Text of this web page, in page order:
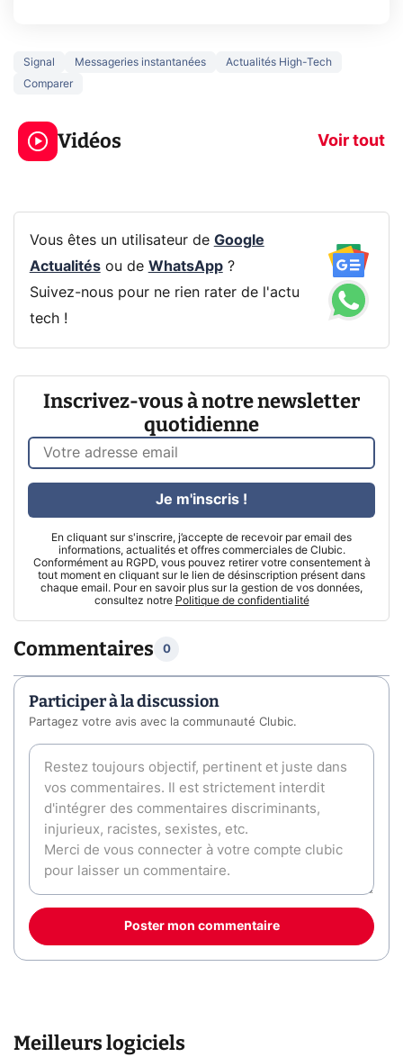
Signal Messageries instantanées
Actualités High-Tech
Comparer
Vidéos Voir tout
5 générations de
jeux dans la
prochaine Xbox !
navigation
Vous êtes un utilisateur de Google
Actualitésou de WhatsApp?
Suivez-nous pour ne rien rater de l'actu
tech !
Inscrivez-vous à notre newsletter
quotidienne
En cliquant sur s'inscrire, j’accepte de recevoir par email des
informations, actualités et offres commerciales de Clubic.
Conformément au RGPD, vous pouvez retirer votre consentement à
tout moment en cliquant sur le lien de désinscription présent dans
chaque email. Pour en savoir plus sur la gestion de vos données,
consultez notre Politique de confidentialité
Je m'inscris !
Commentaires 0
Participer à la discussion
Partagez votre avis avec la communauté Clubic.
Poster mon commentaire
Meilleurs logiciels